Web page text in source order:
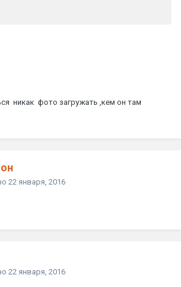
никак фото загружать ,кем он там
22 января, 2016
22 января, 2016